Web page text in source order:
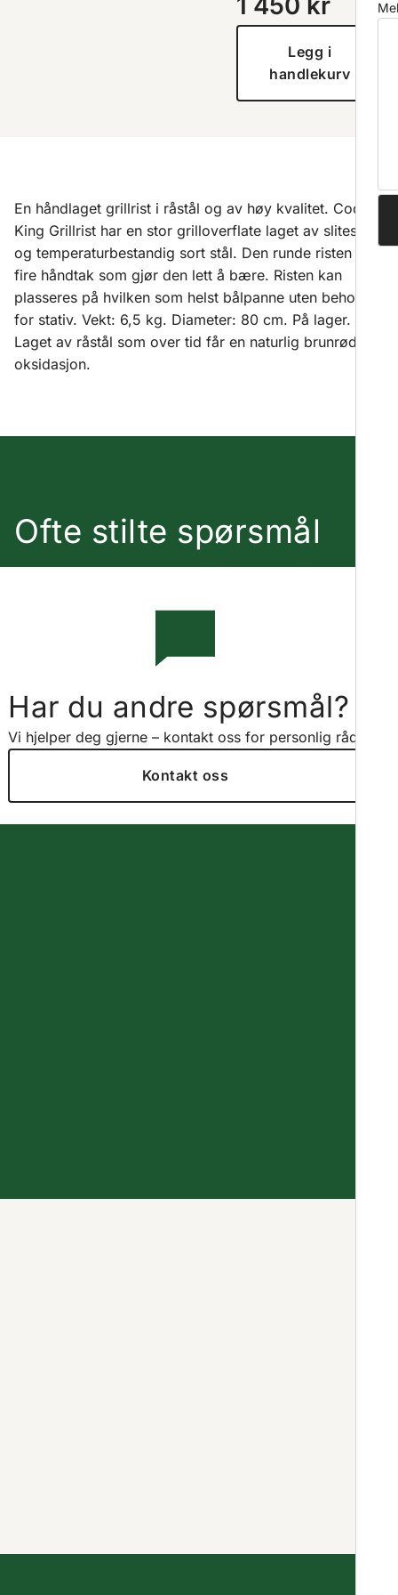
Legg i
handlekurv
En håndlaget grillrist i råstål og av høy kvalitet. Cook
King Grillrist har en stor grilloverflate laget av slitesterk
og temperaturbestandig sort stål. Den runde risten har
fire håndtak som gjør den lett å bære. Risten kan
plasseres på hvilken som helst bålpanne uten behov
for stativ. Vekt: 6,5 kg. Diameter: 80 cm. På lager.
Laget av råstål som over tid får en naturlig brunrød
oksidasjon.
Ofte stilte spørsmål
Har du andre spørsmål?
Vi hjelper deg gjerne – kontakt oss for personlig råd.
Kontakt oss